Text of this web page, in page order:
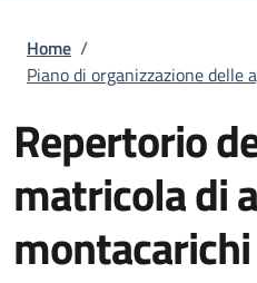
Briciole di pane
Home /
Piano di organizzazione delle
Repertorio
matricola di
montacarichi